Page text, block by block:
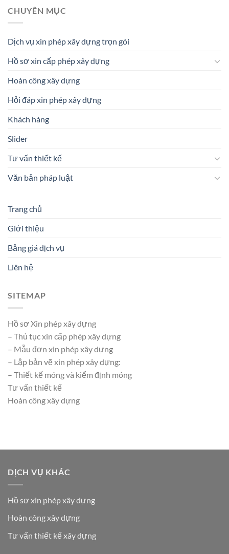
CHUYÊN MỤC
Dịch vụ xin phép xây dựng trọn gói
Hồ sơ xin cấp phép xây dựng
Hoàn công xây dựng
Hỏi đáp xin phép xây dựng
Khách hàng
Slider
Tư vấn thiết kế
Văn bản pháp luật
Trang chủ
Giới thiệu
Bảng giá dịch vụ
Liên hệ
SITEMAP
Hồ sơ Xin phép xây dựng
– Thủ tục xin cấp phép xây dựng
– Mẫu đơn xin phép xây dựng
– Lập bản vẽ xin phép xây dựng:
– Thiết kế móng và kiểm định móng
Tư vấn thiết kế
Hoàn công xây dựng
DỊCH VỤ KHÁC
Hồ sơ xin phép xây dựng
Hoàn công xây dựng
Tư vấn thiết kế xây dựng